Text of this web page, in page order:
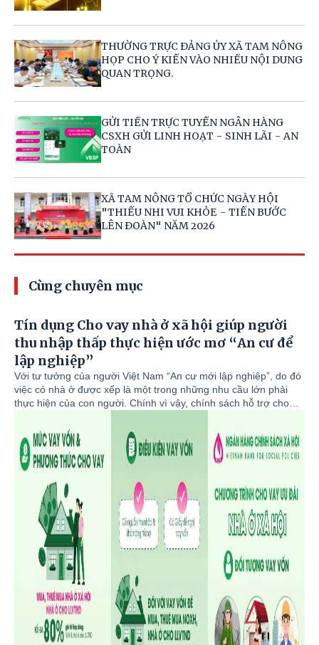
THƯỜNG TRỰC ĐẢNG ỦY XÃ TAM NÔNG
HỌP CHO Ý KIẾN VÀO NHIỀU NỘI DUNG
QUAN TRỌNG.
GỬI TIỀN TRỰC TUYẾN NGÂN HÀNG
CSXH GỬI LINH HOẠT - SINH LÃI - AN
TOÀN
XÃ TAM NÔNG TỔ CHỨC NGÀY HỘI
"THIẾU NHI VUI KHỎE - TIẾN BƯỚC
LÊN ĐOÀN" NĂM 2026
Cùng chuyên mục
Tín dụng Cho vay nhà ở xã hội giúp người
thu nhập thấp thực hiện ước mơ “An cư để
lập nghiệp”
Với tư tưởng của người Việt Nam “An cư mới lập nghiệp”, do đó
việc có nhà ở được xếp là một trong những nhu cầu lớn phải
thực hiện của con người. Chính vì vậy, chính sách hỗ trợ cho
có ý nghĩa to lớn và phù hợp với thực tiễn. Từ khi triển khai
chương trình cho vay nhà ở xã hội đến nay, Phòng giao dịch
NHCSXH Tam Nông đã giải quyết cho nhiều khách hàng thuộc
đối tượng vay vốn được tiếp cận với nguồn vốn ưu đãi và đã có
nhà để ở, từ đó yên tâm công tác, lao động, góp phần phát triển
nguồn nhân lực phục vụ cho sự nghiệp công nghiệp hóa, hiện
đại hóa đất nước.